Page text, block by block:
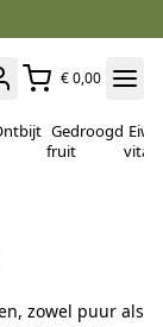
€ 0,00
Gedroogd
fruit
zowel puur als